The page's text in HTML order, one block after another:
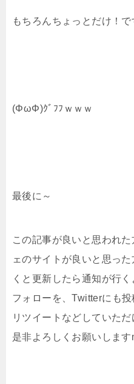
もちろんちょっとだけ！で
(ΦωΦ)ｸﾞﾌﾌｗｗｗ
最後に～
この記事が良いと思われ
ェのサイトが良いと思っ
くと更新したら通知が行
フォローを、Twitterにも
リツイートなどしていた
是非よろしくお願いします